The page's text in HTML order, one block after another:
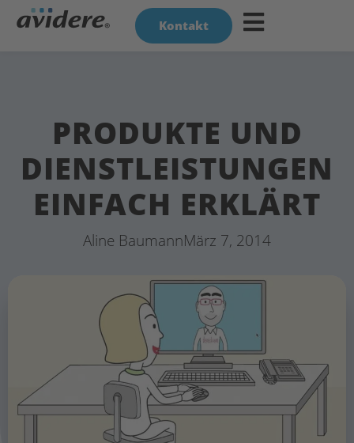
Kontakt
PRODUKTE UND
DIENSTLEISTUNGEN
EINFACH ERKLÄRT
Aline BaumannMärz 7, 2014